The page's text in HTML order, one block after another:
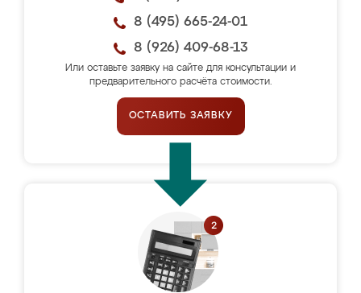
8 (495) 665-24-01
8 (926) 409-68-13
Или оставьте заявку на сайте для консультации и
предварительного расчёта стоимости.
ОСТАВИТЬ ЗАЯВКУ